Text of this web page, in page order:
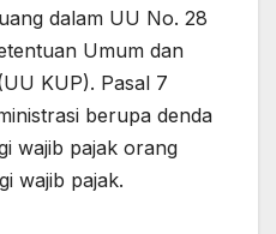
dalam UU No. 28
Umum dan
KUP). Pasal 7
berupa denda
wajib pajak orang
wajib pajak.